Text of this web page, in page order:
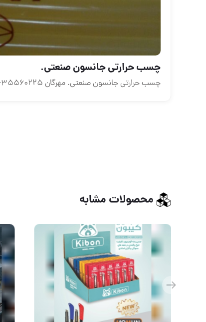
چسب حرارتی جانسون صنعتی.
چسب حرارتی جانسون صنعتی. مهرگان ۳۵۵۶۰۲۲۵-۰۴۱ ۰۹۳۷۰۶۱۷۸۸۷
محصولات مشابه